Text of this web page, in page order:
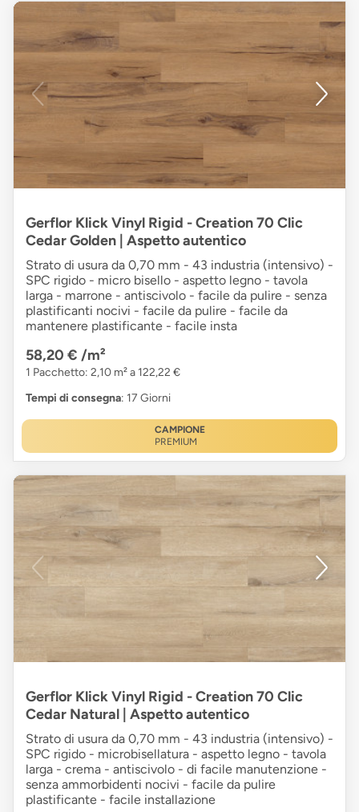
Gerflor Klick Vinyl Rigid - Creation 70 Clic
Cedar Golden | Aspetto autentico
Strato di usura da 0,70 mm - 43 industria (intensivo) -
SPC rigido - micro bisello - aspetto legno - tavola
larga - marrone - antiscivolo - facile da pulire - senza
plastificanti nocivi - facile da pulire - facile da
mantenere plastificante - facile insta
58,20 € /m²
1 Pacchetto: 2,10 m² a 122,22 €
Tempi di consegna: 17 Giorni
CAMPIONE
PREMIUM
Gerflor Klick Vinyl Rigid - Creation 70 Clic
Cedar Natural | Aspetto autentico
Strato di usura da 0,70 mm - 43 industria (intensivo) -
SPC rigido - microbisellatura - aspetto legno - tavola
larga - crema - antiscivolo - di facile manutenzione -
senza ammorbidenti nocivi - facile da pulire
plastificante - facile installazione